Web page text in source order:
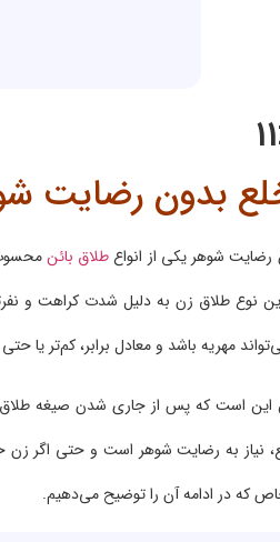
بدون رضایت
شوهر یکی از انواعطلاق بائن
نوع طلاق زن به دلیل شدت کراهت و
مهریه باشد و معادل برابر، کم‌تر یا
این است که پس از جاری شدن صیغه
نیاز به رضایت شوهر است و حتی اگر زن
که در ادامه آن را توضیح می‌دهیم.